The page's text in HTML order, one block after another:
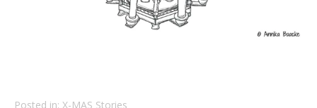
Posted in: X-MAS Stories